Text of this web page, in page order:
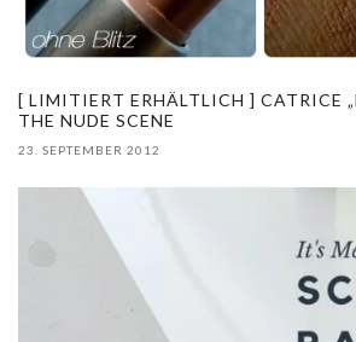
[ LIMITIERT ERHÄLTLICH ] CATRICE
THE NUDE SCENE
23. SEPTEMBER 2012